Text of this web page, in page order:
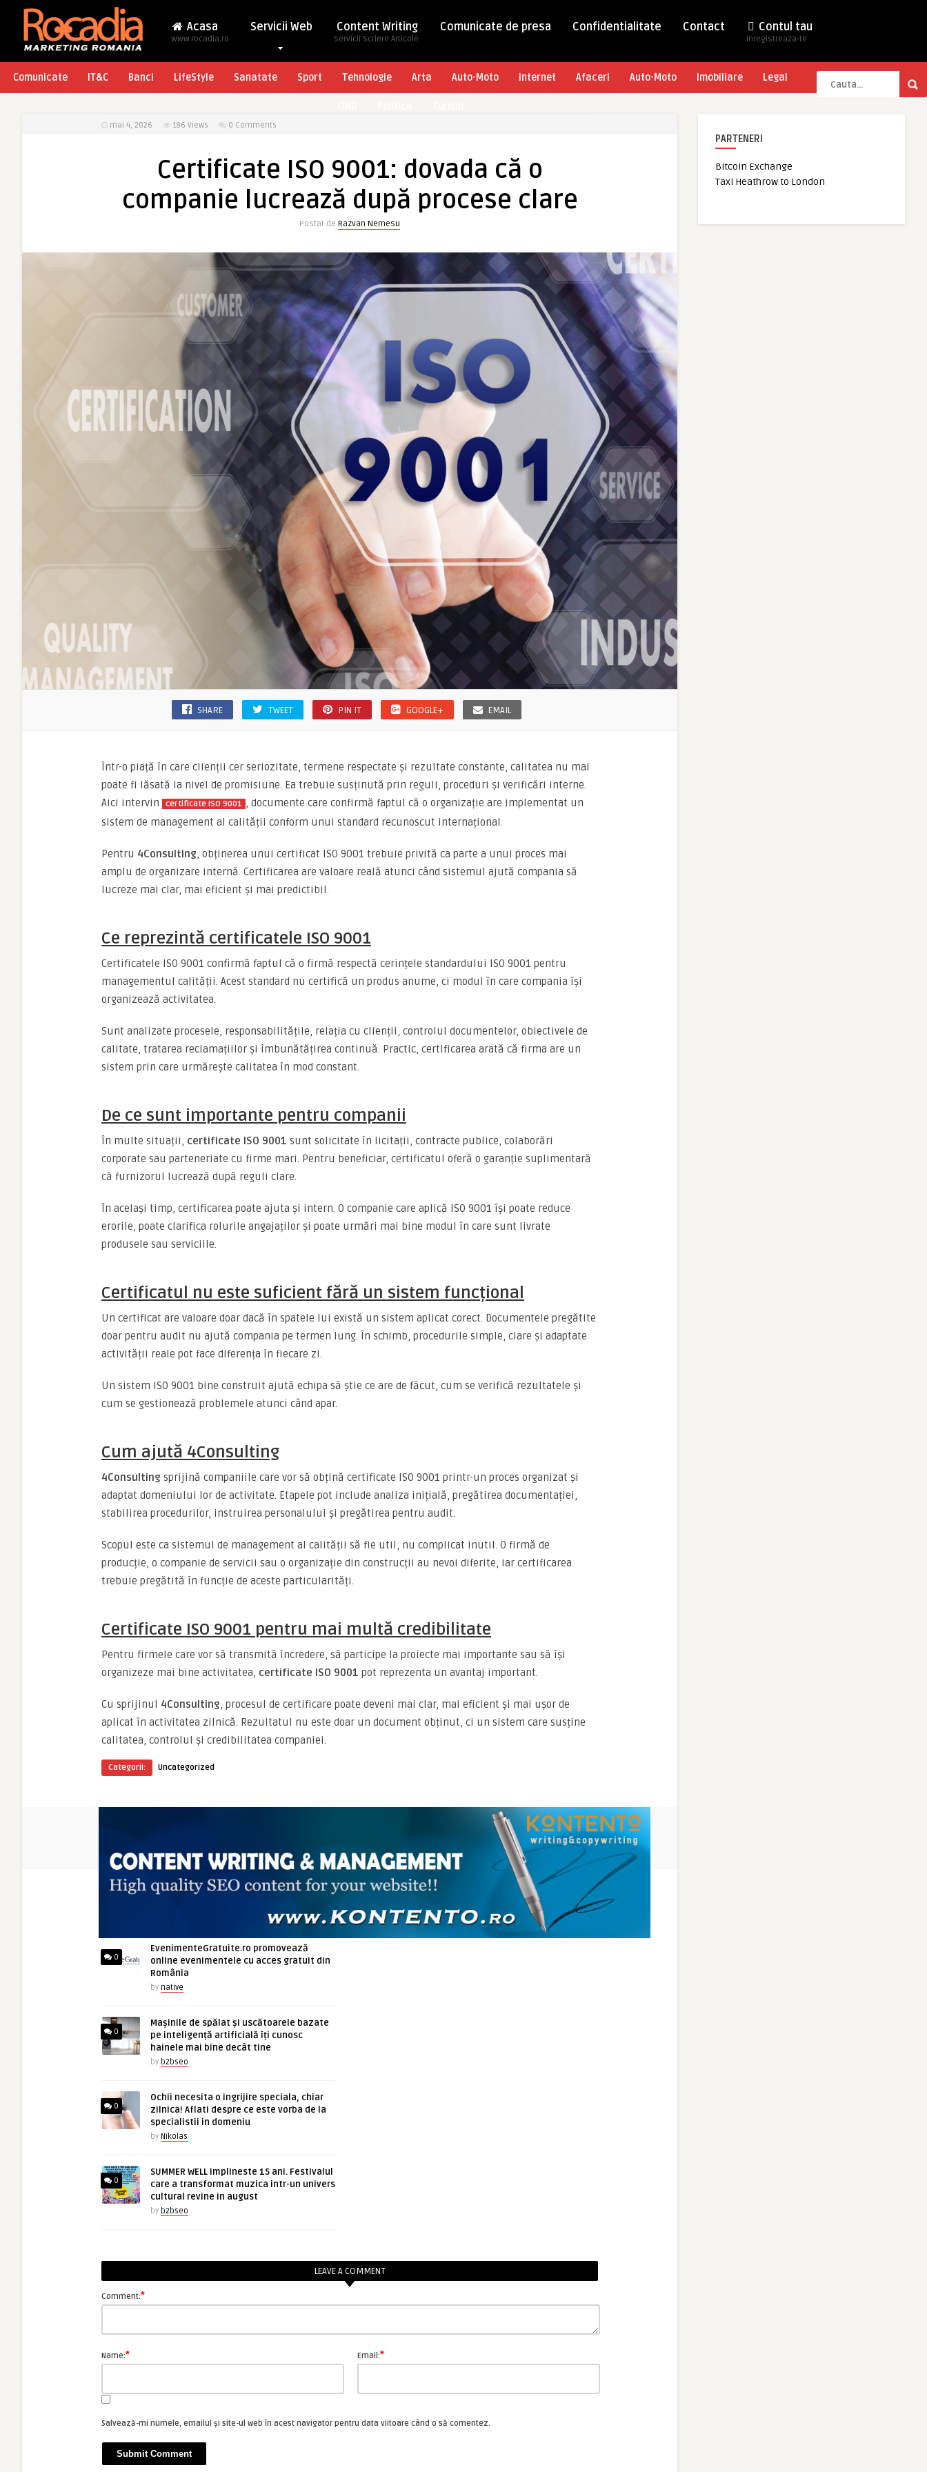
Acasa
www.rocadia.ro
Servicii Web Content Writing
Servicii Scriere Articole
Comunicate de presa Confidentialitate Contact Contul tau
Inregistreaza-te
Comunicate IT&C Banci LifeStyle Sanatate Sport Tehnologie Arta Auto-Moto Internet Afaceri Auto-Moto Imobiliare Legal
mai 4, 2026 186 Views 0 Comments
Certificate ISO 9001: dovada că o
companie lucrează după procese clare
Postat de Razvan Nemesu
SHARE TWEET PIN IT GOOGLE+ EMAIL
Într-o piață în care clienții cer seriozitate, termene respectate și rezultate constante, calitatea nu mai
poate fi lăsată la nivel de promisiune. Ea trebuie susținută prin reguli, proceduri și verificări interne.
Aici intervin
certificate ISO 9001 , documente care confirmă faptul că o organizație are implementat un
sistem de management al calității conform unui standard recunoscut internațional.
Pentru 4Consulting, obținerea unui certificat ISO 9001 trebuie privită ca parte a unui proces mai
amplu de organizare internă. Certificarea are valoare reală atunci când sistemul ajută compania să
lucreze mai clar, mai eficient și mai predictibil.
Ce reprezintă certificatele ISO 9001
Certificatele ISO 9001 confirmă faptul că o firmă respectă cerințele standardului ISO 9001 pentru
managementul calității. Acest standard nu certifică un produs anume, ci modul în care compania își
organizează activitatea.
Sunt analizate procesele, responsabilitățile, relația cu clienții, controlul documentelor, obiectivele de
calitate, tratarea reclamațiilor și îmbunătățirea continuă. Practic, certificarea arată că firma are un
sistem prin care urmărește calitatea în mod constant.
De ce sunt importante pentru companii
În multe situații, certificate ISO 9001 sunt solicitate în licitații, contracte publice, colaborări
corporate sau parteneriate cu firme mari. Pentru beneficiar, certificatul oferă o garanție suplimentară
că furnizorul lucrează după reguli clare.
În același timp, certificarea poate ajuta și intern. O companie care aplică ISO 9001 își poate reduce
erorile, poate clarifica rolurile angajaților și poate urmări mai bine modul în care sunt livrate
produsele sau serviciile.
Certificatul nu este suficient fără un sistem funcțional
Un certificat are valoare doar dacă în spatele lui există un sistem aplicat corect. Documentele pregătite
doar pentru audit nu ajută compania pe termen lung. În schimb, procedurile simple, clare și adaptate
activității reale pot face diferența în fiecare zi.
Un sistem ISO 9001 bine construit ajută echipa să știe ce are de făcut, cum se verifică rezultatele și
cum se gestionează problemele atunci când apar.
Cum ajută 4Consulting
4Consulting sprijină companiile care vor să obțină certificate ISO 9001 printr-un proces organizat și
adaptat domeniului lor de activitate. Etapele pot include analiza inițială, pregătirea documentației,
stabilirea procedurilor, instruirea personalului și pregătirea pentru audit.
Scopul este ca sistemul de management al calității să fie util, nu complicat inutil. O firmă de
producție, o companie de servicii sau o organizație din construcții au nevoi diferite, iar certificarea
trebuie pregătită în funcție de aceste particularități.
Certificate ISO 9001 pentru mai multă credibilitate
Pentru firmele care vor să transmită încredere, să participe la proiecte mai importante sau să își
organizeze mai bine activitatea, certificate ISO 9001 pot reprezenta un avantaj important.
Cu sprijinul 4Consulting, procesul de certificare poate deveni mai clar, mai eficient și mai ușor de
aplicat în activitatea zilnică. Rezultatul nu este doar un document obținut, ci un sistem care susține
calitatea, controlul și credibilitatea companiei.
Categorii: Uncategorized
0
EvenimenteGratuite.ro promovează
online evenimentele cu acces gratuit din
România
by native
0
Mașinile de spălat și uscătoarele bazate
pe inteligență artificială îți cunosc
hainele mai bine decât tine
by b2bseo
0
Ochii necesita o ingrijire speciala, chiar
zilnica! Aflati despre ce este vorba de la
specialistii in domeniu
by Nikolas
0
SUMMER WELL implineste 15 ani. Festivalul
care a transformat muzica intr-un univers
cultural revine in august
by b2bseo
ARTICOLE ASEMANATOARE
LEAVE A COMMENT
Comment:*
Name:* Email:*
Salvează-mi numele, emailul și site-ul web în acest navigator pentru data viitoare când o să comentez.
PARTENERI
Bitcoin Exchange
Taxi Heathrow to London